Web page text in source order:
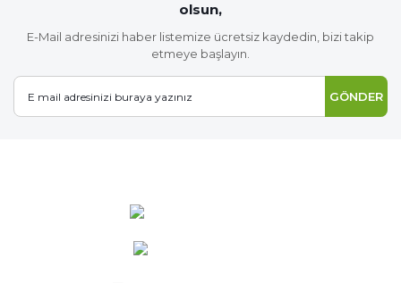
olsun,
E-Mail adresinizi haber listemize ücretsiz kaydedin, bizi takip
etmeye başlayın.
GÖNDER